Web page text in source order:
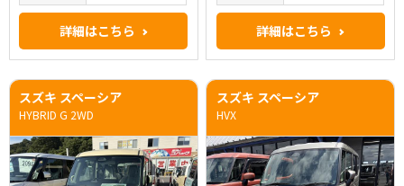
詳細はこちら 詳細はこちら
スズキ スペーシア
HYBRID G 2WD
スズキ スペーシア
HVX